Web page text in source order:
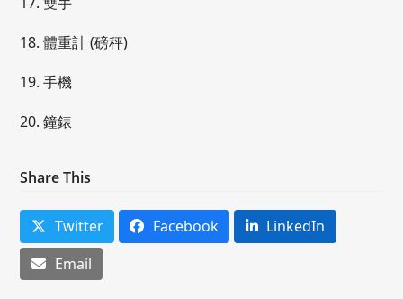
18. 體重計 (磅秤)
19. 手機
20. 鐘錶
Share This
Twitter Facebook
LinkedIn
Email